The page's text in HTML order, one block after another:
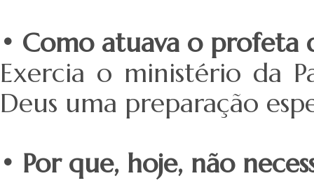
• Como atuava o profeta
Exercia o ministério da
Deus uma preparação
• Por que, hoje, não